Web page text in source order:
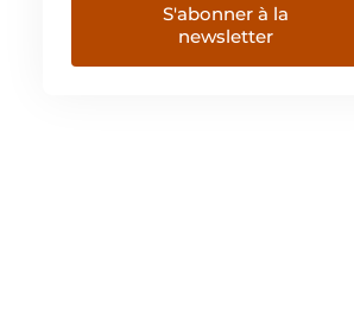
S'abonner à la
newsletter